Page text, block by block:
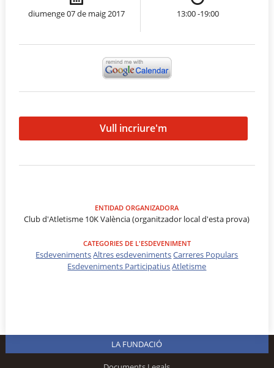
diumenge 07 de maig 2017 13:00 -19:00
Vull incriure'm
ENTIDAD ORGANIZADORA
Club d'Atletisme 10K València (organitzador local d'esta prova)
CATEGORIES DE L'ESDEVENIMENT
EsdevenimentsAltres esdevenimentsCarreres Populars
Esdeveniments ParticipatiusAtletisme
LA FUNDACIÓ